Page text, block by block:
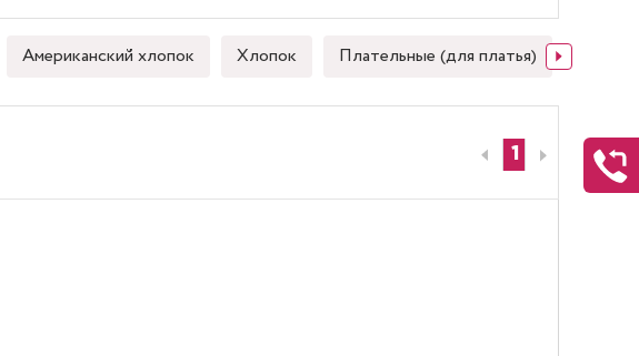
Американский хлопок Хлопок Плательные (для платья)
1